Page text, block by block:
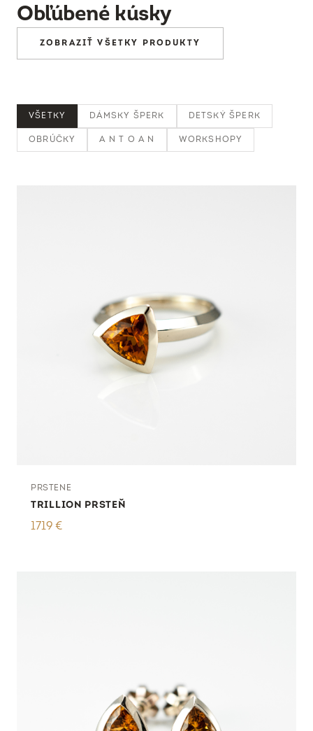
Obľúbené kúsky
ZOBRAZIŤ VŠETKY PRODUKTY
VŠETKY DÁMSKY ŠPERK DETSKÝ ŠPERK
OBRÚČKY A N T O A N WORKSHOPY
PRSTENE
TRILLION PRSTEŇ
1719 €